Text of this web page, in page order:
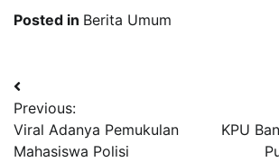
Posted in Berita Umum
Navigasi
pos
Previous:
Viral Adanya Pemukulan
Mahasiswa Polisi
KPU